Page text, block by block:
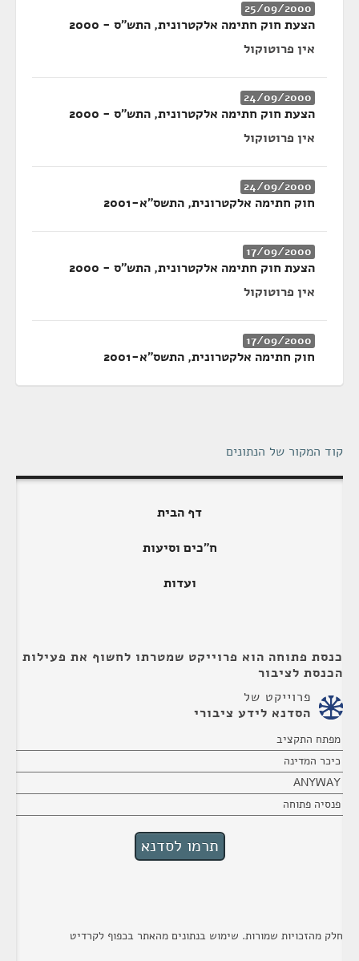
25/09/2000
הצעת חוק חתימה אלקטרונית, התש״ס - 2000
אין פרוטוקול
24/09/2000
הצעת חוק חתימה אלקטרונית, התש״ס - 2000
אין פרוטוקול
24/09/2000
חוק חתימה אלקטרונית, התשס"א-2001
17/09/2000
הצעת חוק חתימה אלקטרונית, התש״ס - 2000
אין פרוטוקול
17/09/2000
חוק חתימה אלקטרונית, התשס"א-2001
קוד המקור של הנתונים
דף הבית
ח"כים וסיעות
ועדות
כנסת פתוחה הוא פרוייקט שמטרתו לחשוף את פעילות
הכנסת לציבור
פרוייקט של
הסדנא לידע ציבורי
מפתח התקציב
כיכר המדינה
ANYWAY
פנסיה פתוחה
חלק מהזכויות שמורות. שימוש בנתונים מהאתר בכפוף לקרדיט